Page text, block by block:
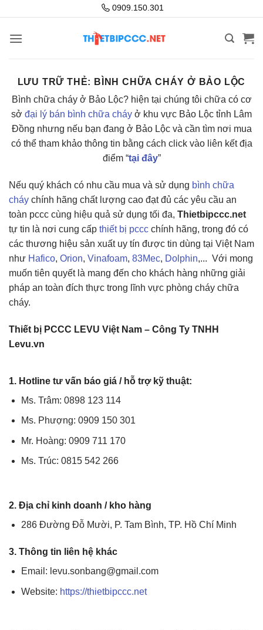
nội
0909.150.301
LƯU TRỮ THẺ: BÌNH CHỮA CHÁY Ở BẢO LỘC
Bình chữa cháy ở Bảo Lộc? hiện tại chúng tôi chữa có cơ
sở đại lý bán bình chữa cháy ở khu vực Bảo Lộc tỉnh Lâm
Đồng nhưng nếu bạn đang ở Bảo Lộc và cần tìm nơi mua
có thể tham khảo thông tin bằng cách click vào liên kết địa
điểm “tại đây”
Nếu quý khách có nhu cầu mua và sử dụng bình chữa
cháy chính hãng chất lượng cao đạt đủ các yêu cầu an
toàn pccc cùng hiệu quả sử dụng tối đa, Thietbipccc.net
tự tin là nơi cung cấp thiết bị pccc chính hãng, trong đó có
các thương hiệu sản xuất uy tín được tin dùng tại Việt Nam
như Hafico, Orion, Vinafoam, 83Mec, Dolphin,... Với mong
muốn tiên quyết là mang đến cho khách hàng những giải
pháp an toàn đích thực trong lĩnh vực phòng cháy chữa
cháy.
Thiết bị PCCC LEVU Việt Nam – Công Ty TNHH
Levu.vn
1. Hotline tư vấn báo giá / hỗ trợ kỹ thuật:
Ms. Trâm: 0898 123 114
Ms. Phượng: 0909 150 301
Mr. Hoàng: 0909 711 170
Ms. Trúc: 0815 542 266
2. Địa chỉ kinh doanh / kho hàng
286 Đường Đỗ Mười, P. Tam Bình, TP. Hồ Chí Minh
3. Thông tin liên hệ khác
Email: levu.sonbang@gmail.com
Website: https://thietbipccc.net